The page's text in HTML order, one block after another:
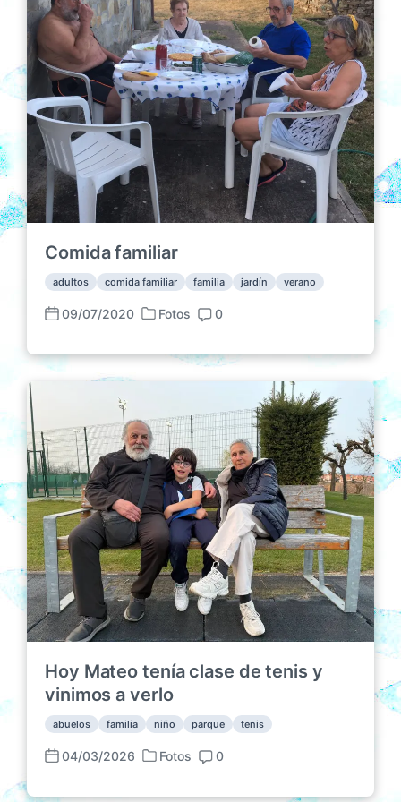
c
i
n
n
s
Comida familiar
adultos comida familiar familia jardín verano
F
c
u
b
l
i
c
a
c
i
ó
n
09/07/2020
P
b
l
a
d
a
n
Fotos
C
m
e
t
a
r
i
o
s
0
Hoy Mateo tenía clase de tenis y
vinimos a verlo
abuelos familia niño parque tenis
F
04/03/2026
P
Fotos
C
0